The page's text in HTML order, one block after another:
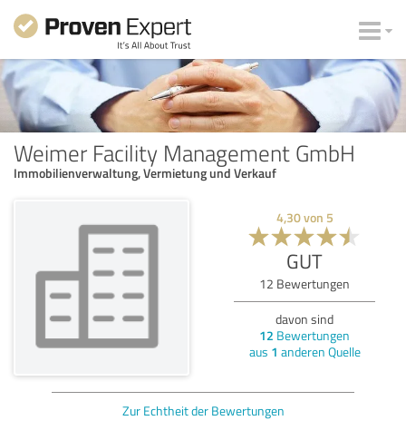
Weimer Facility Management GmbH
Immobilienverwaltung, Vermietung und Verkauf
4,30von 5
GUT
12 Bewertungen
davon sind
12 Bewertungen
aus 1 anderen Quelle
Zur Echtheit der Bewertungen